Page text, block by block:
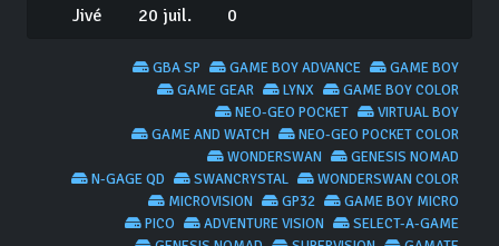
Jivé 20 juil. 0
GAME BOY
GAME BOY ADVANCE
GBA SP
GAME BOY COLOR
LYNX
GAME GEAR
VIRTUAL BOY
NEO-GEO POCKET
NEO-GEO POCKET COLOR
GAME AND WATCH
GENESIS NOMAD
WONDERSWAN
WONDERSWAN COLOR
SWANCRYSTAL
N-GAGE QD
GAME BOY MICRO
GP32
MICROVISION
SELECT-A-GAME
ADVENTURE VISION
PICO